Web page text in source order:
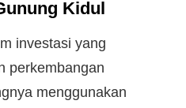
Kidul
investasi yang
perkembangan
menggunakan